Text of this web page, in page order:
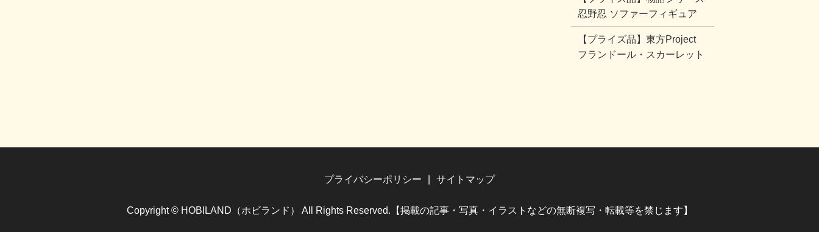
忍野忍 ソファーフィギュア
【プライズ品】東方Project
フランドール・スカーレット
プライバシーポリシー サイトマップ
Copyright © HOBILAND（ホビランド） All Rights Reserved.【掲載の記事・写真・イラストなどの無断複写・転載等を禁じます】